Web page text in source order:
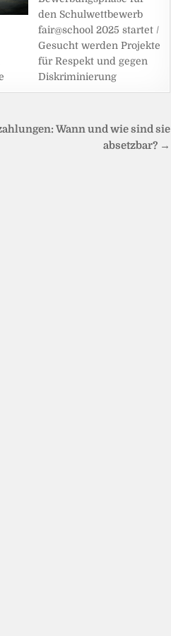
den Schulwettbewerb
fair@school 2025 startet /
Gesucht werden Projekte
für Respekt und gegen
Diskriminierung
Wann und wie sind sie
absetzbar? →